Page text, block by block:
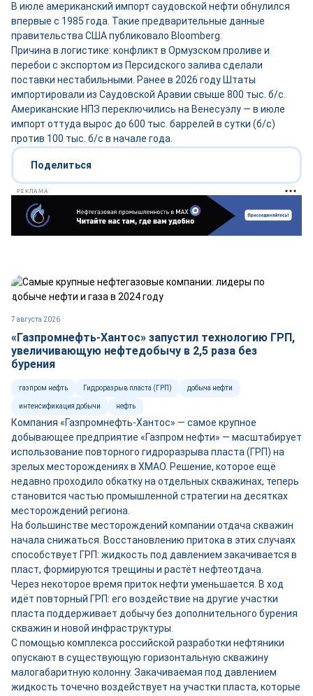
В июле американский импорт саудовской нефти обнулился
впервые с 1985 года. Такие предварительные данные
правительства США публиковало Bloomberg.
Причина в логистике: конфликт в Ормузском проливе и
перебои с экспортом из Персидского залива сделали
поставки нестабильными. Ранее в 2026 году Штаты
импортировали из Саудовской Аравии свыше 800 тыс. б/с.
Американские НПЗ переключились на Венесуэлу — в июле
импорт оттуда вырос до 600 тыс. баррелей в сутки (б/с)
против 100 тыс. б/с в начале года.
Поделиться
РЕКЛАМА
7 августа 2026
«Газпромнефть-Хантос» запустил технологию ГРП,
увеличивающую нефтедобычу в 2,5 раза без
бурения
газпром нефть Гидроразрыв пласта (ГРП) добыча нефти
интенсификация добычи нефть
Компания «Газпромнефть-Хантос» — самое крупное
добывающее предприятие «Газпром нефти» — масштабирует
использование повторного гидроразрыва пласта (ГРП) на
зрелых месторождениях в ХМАО. Решение, которое ещё
недавно проходило обкатку на отдельных скважинах, теперь
становится частью промышленной стратегии на десятках
месторождений региона.
На большинстве месторождений компании отдача скважин
начала снижаться. Восстановлению притока в этих случаях
способствует ГРП: жидкость под давлением закачивается в
пласт, формируются трещины и растёт нефтеотдача.
Через некоторое время приток нефти уменьшается. В ход
идёт повторный ГРП: его воздействие на другие участки
пласта поддерживает добычу без дополнительного бурения
скважин и новой инфраструктуры.
С помощью комплекса российской разработки нефтяники
опускают в существующую горизонтальную скважину
малогабаритную колонну. Закачиваемая под давлением
жидкость точечно воздействует на участки пласта, которые